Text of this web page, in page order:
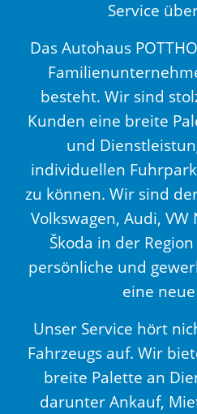
Service
Das Autohaus
besteht. Wir sind
Kunden eine breite
und
individuellen
zu können. Wir sind
Volkswagen, Audi,
Škoda in der
persönliche und
eine
Unser Service hört
Fahrzeugs auf. Wir
breite Palette an
darunter Ankauf,